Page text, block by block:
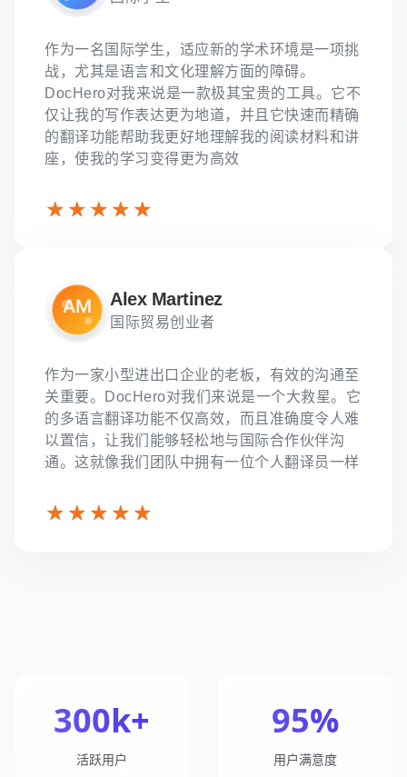
作为一名国际学生，适应新的学术环境是一项挑
战，尤其是语言和文化理解方面的障碍。
DocHero对我来说是一款极其宝贵的工具。它不
仅让我的写作表达更为地道，并且它快速而精确
的翻译功能帮助我更好地理解我的阅读材料和讲
座，使我的学习变得更为高效
Alex Martinez
国际贸易创业者
作为一家小型进出口企业的老板，有效的沟通至
关重要。DocHero对我们来说是一个大救星。它
的多语言翻译功能不仅高效，而且准确度令人难
以置信，让我们能够轻松地与国际合作伙伴沟
通。这就像我们团队中拥有一位个人翻译员一样
300k+
活跃用户
95%
用户满意度